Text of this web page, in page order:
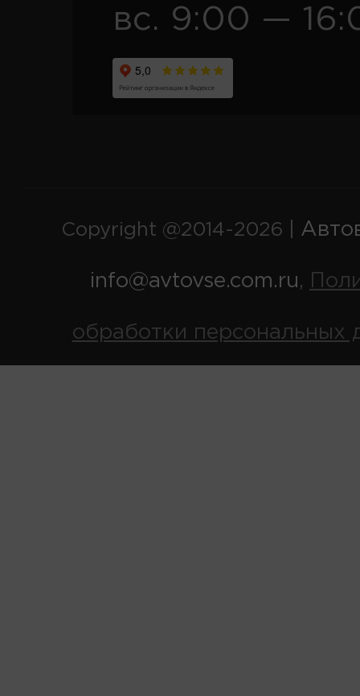
вс. 9:00 —
Copyright @2014-2026 |
info@avtovse.com.ru,
обработки персональных